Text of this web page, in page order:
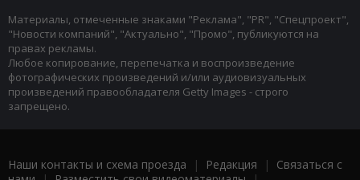
Материалы, отмеченные знаками "Реклама", "PR", "Спецпроект",
"Новости компаний", "Актуально", "Промо", публикуются на
правах рекламы.
Любое копирование, перепечатка и воспроизведение
фотографических произведений и/или аудиовизуальных
произведений правообладателя Getty Images - строго
запрещено.
Наши контакты и схема проезда | Редакция | Связаться с